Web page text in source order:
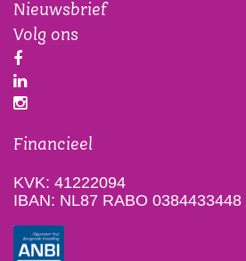
Nieuwsbrief
Volg ons
Financieel
KVK: 41222094
IBAN: NL87 RABO 0384433448